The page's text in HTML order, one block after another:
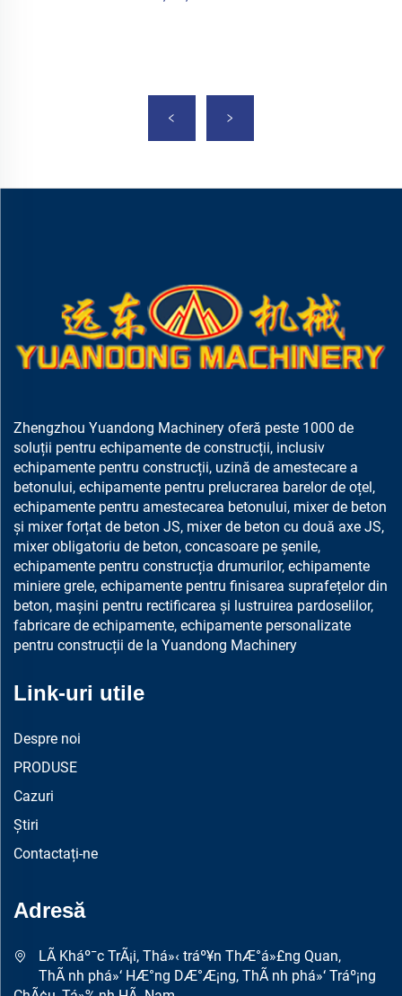
Zhengzhou Yuandong Machinery oferă peste 1000 de
soluții pentru echipamente de construcții, inclusiv
echipamente pentru construcții, uzină de amestecare a
betonului, echipamente pentru prelucrarea barelor de oțel,
echipamente pentru amestecarea betonului, mixer de beton
și mixer forțat de beton JS, mixer de beton cu două axe JS,
mixer obligatoriu de beton, concasoare pe șenile,
echipamente pentru construcția drumurilor, echipamente
miniere grele, echipamente pentru finisarea suprafețelor din
beton, mașini pentru rectificarea și lustruirea pardoselilor,
fabricare de echipamente, echipamente personalizate
pentru construcții de la Yuandong Machinery
Link-uri utile
Despre noi
PRODUSE
Cazuri
Știri
Contactați-ne
Adresă
LÃ­ Kháº¯c TrÃ¡i, Thá»‹ tráº¥n ThÆ°á»£ng Quan,
ThÃ nh phá»‘ HÆ°ng DÆ°Æ¡ng, ThÃ nh phá»‘ Tráº¡ng